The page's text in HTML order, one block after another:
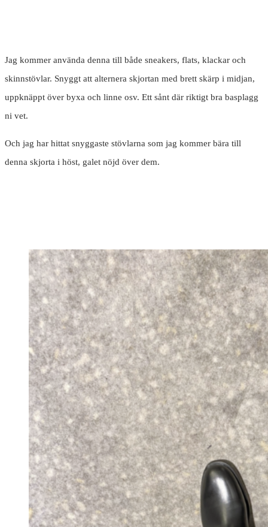
Jag kommer använda denna till både sneakers, flats, klackar och
skinnstövlar. Snyggt att alternera skjortan med brett skärp i midjan,
uppknäppt över byxa och linne osv. Ett sånt där riktigt bra basplagg
ni vet.
Och jag har hittat snyggaste stövlarna som jag kommer bära till
denna skjorta i höst, galet nöjd över dem.